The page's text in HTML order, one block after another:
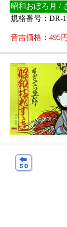
昭和おぼろ月 /
規格番号：DR-
音吉価格：495円